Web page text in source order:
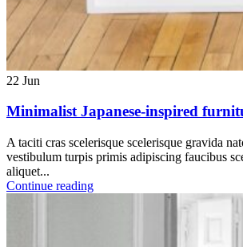
22 Jun
Minimalist Japanese-inspired
A taciti cras scelerisque scelerisque gravida
vestibulum turpis primis adipiscing faucibus
aliquet...
Continue reading